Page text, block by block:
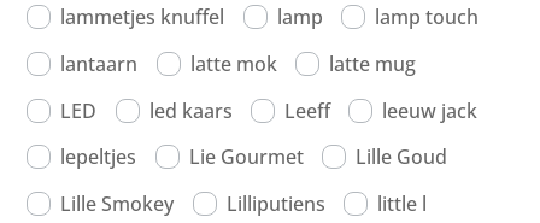
lammetjes knuffel
lamp
lamp touch
lantaarn
latte mok
latte mug
LED
led kaars Leeff
leeuw jack
lepeltjes
Lie Gourmet
Lille Goud
Lille Smokey
Lilliputiens
little l